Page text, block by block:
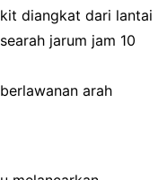
diangkat dari lantai
jarum jam 10
arah